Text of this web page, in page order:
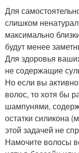
Для
слишком
максимально
будут менее
Для здоровья
не содержащие
Но если вы
волос, то хотя бы
шампунями,
остатки силикона
этой задачей не
Намочите волосы